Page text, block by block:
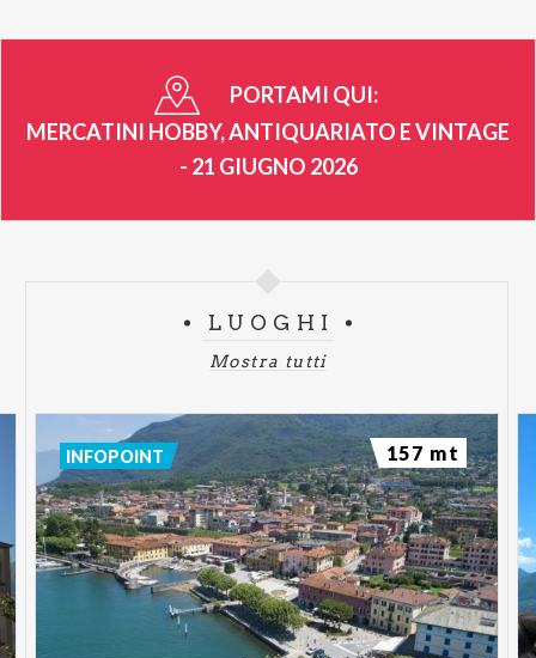
PORTAMI QUI:
MERCATINI HOBBY, ANTIQUARIATO E VINTAGE
- 21 GIUGNO 2026
LUOGHI
Mostra tutti
INFOPOINT 157 mt